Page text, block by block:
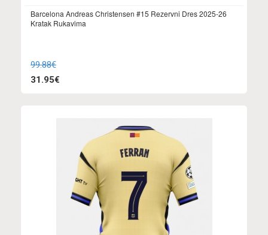
Barcelona Andreas Christensen #15 Rezervni Dres 2025-26
Kratak Rukavima
99.88€
31.95€